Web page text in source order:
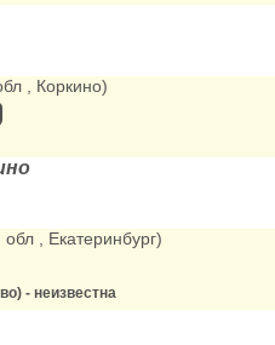
, Коркино)
обл , Екатеринбург)
- неизвестна